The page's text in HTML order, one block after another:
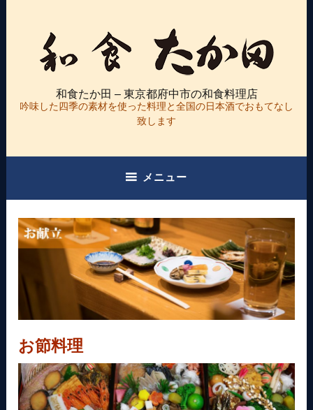
和食たか田 – 東京都府中市の和食料理店
吟味した四季の素材を使った料理と全国の日本酒でおもてなし
致します
メニュー
お節料理